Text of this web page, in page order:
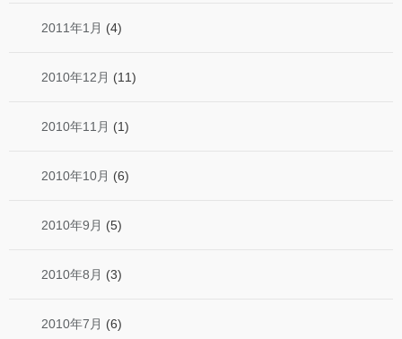
2011年1月 (4)
2010年12月 (11)
2010年11月 (1)
2010年10月 (6)
2010年9月 (5)
2010年8月 (3)
2010年7月 (6)